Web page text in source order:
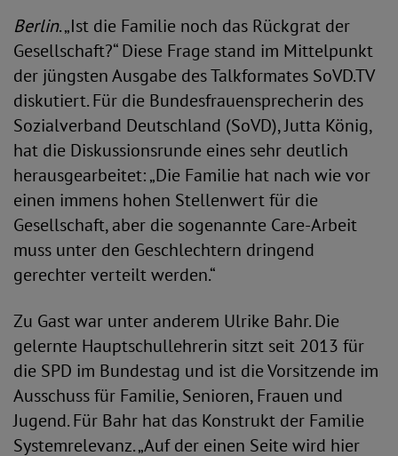
Berlin. „Ist die Familie noch das Rückgrat der
Gesellschaft?“ Diese Frage stand im Mittelpunkt
der jüngsten Ausgabe des Talkformates SoVD.TV
diskutiert. Für die Bundesfrauensprecherin des
Sozialverband Deutschland (SoVD), Jutta König,
hat die Diskussionsrunde eines sehr deutlich
herausgearbeitet: „Die Familie hat nach wie vor
einen immens hohen Stellenwert für die
Gesellschaft, aber die sogenannte Care-Arbeit
muss unter den Geschlechtern dringend
gerechter verteilt werden.“
Zu Gast war unter anderem Ulrike Bahr. Die
gelernte Hauptschullehrerin sitzt seit 2013 für
die SPD im Bundestag und ist die Vorsitzende im
Ausschuss für Familie, Senioren, Frauen und
Jugend. Für Bahr hat das Konstrukt der Familie
Systemrelevanz. „Auf der einen Seite wird hier